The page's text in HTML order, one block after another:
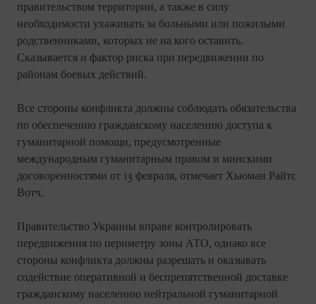
правительством территории, а также в силу
необходимости ухаживать за больными или пожилыми
родственниками, которых не на кого оставить.
Сказывается и фактор риска при передвижении по
районам боевых действий.
Все стороны конфликта должны соблюдать обязательства
по обеспечению гражданскому населению доступа к
гуманитарной помощи, предусмотренные
международным гуманитарным правом и минскими
договоренностями от 13 февраля, отмечает Хьюман Райтс
Вотч.
Правительство Украины вправе контролировать
передвижения по периметру зоны АТО, однако все
стороны конфликта должны разрешать и оказывать
содействие оперативной и беспрепятственной доставке
гражданскому населению нейтральной гуманитарной